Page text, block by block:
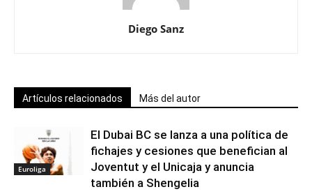
Diego Sanz
Artículos relacionados Más del autor
Euroliga
El Dubai BC se lanza a una política de
fichajes y cesiones que benefician al
Joventut y el Unicaja y anuncia
también a Shengelia